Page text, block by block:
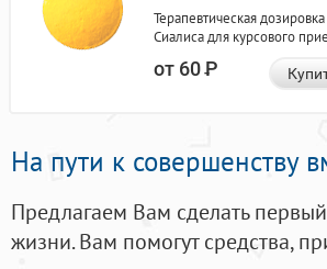
Терапевтическая дозировка
Сиалиса для курсового
от 60Р
На пути к совершенству
Предлагаем Вам сделать
жизни. Вам помогут средства,